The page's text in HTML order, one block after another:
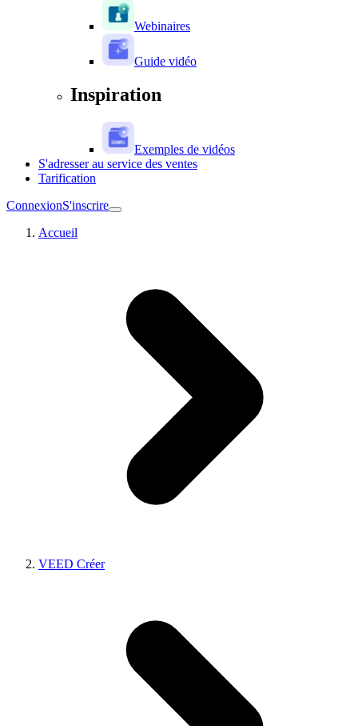
Webinaires
Guide vidéo
Inspiration
Exemples de vidéos
S'adresser au service des ventes
Tarification
ConnexionS'inscrire
Accueil
VEED Créer